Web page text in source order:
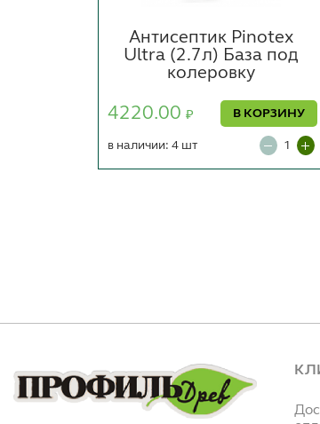
Антисептик Pinotex
Ultra (2.7л) База под
колеровку
4220.00 ₽ В КОРЗИНУ
в наличии: 4 шт